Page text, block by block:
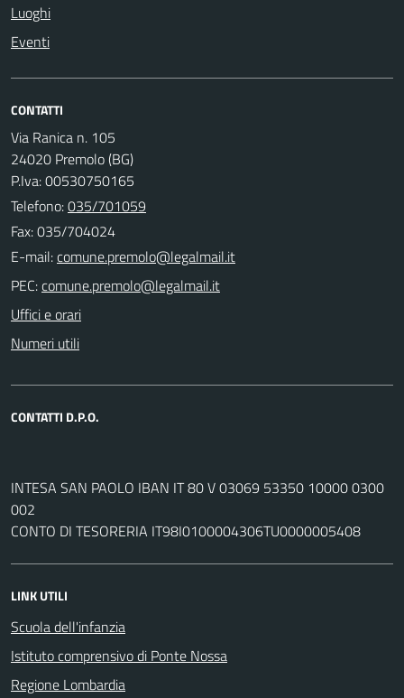
Luoghi
Eventi
CONTATTI
Via Ranica n. 105
24020 Premolo (BG)
P.Iva: 00530750165
Telefono:035/701059
Fax: 035/704024
E-mail:
PEC:
Uffici e orari
Numeri utili
CONTATTI D.P.O.
INTESA SAN PAOLO IBAN IT 80 V 03069 53350 10000 0300
002
CONTO DI TESORERIA IT98I0100004306TU0000005408
LINK UTILI
Scuola dell'infanzia
Istituto comprensivo di Ponte Nossa
Regione Lombardia